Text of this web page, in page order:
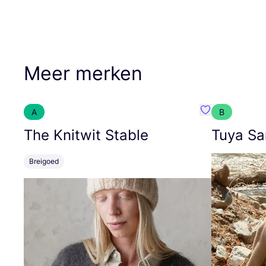
Meer merken
A
The Knitwit Stable
Breigoed
Favoriete
B
Tuya